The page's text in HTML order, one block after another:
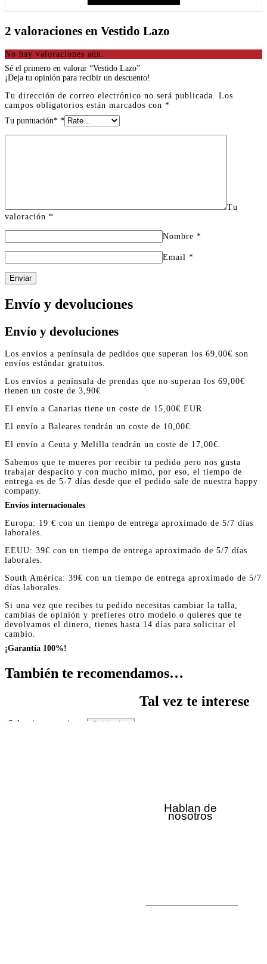
2 valoraciones en Vestido Lazo
No hay valoraciones aún.
Sé el primero en valorar “Vestido Lazo”
¡Deja tu opinión para recibir un descuento!
Tu dirección de correo electrónico no será publicada.
Los
campos obligatorios están marcados con *
Tu puntuación* *
Tu
valoración *
Nombre *
Email *
Enviar
Envío y devoluciones
Envío y devoluciones
Los envíos a península de pedidos que superan los 69,00€ son
envíos estándar gratuitos.
Los envíos a península de prendas que no superan los 69,00€
tienen un coste de 3,90€
El envío a Canarias tiene un coste de 15,00€ EUR.
El envío a Baleares tendrán un coste de 10,00€.
El envío a Ceuta y Melilla tendrán un coste de 17,00€.
Sabemos que te mueres por recibir tu pedido pero nos gusta
trabajar despacito y con mucho mimo, por eso, el tiempo de
entrega es de 5-7 días desde que el pedido sale de nuestra happy
company.
Envíos internacionales
Europa: 19 € con un tiempo de entrega aproximado de 5/7 días
laborales.
EEUU: 39€ con un tiempo de entrega aproximado de 5/7 días
laborales.
South América: 39€ con un tiempo de entrega aproximado de 5/7
días laborales.
Si una vez que recibes tu pedido necesitas cambiar la talla,
cambias de opinión y prefieres otro modelo o quieres que te
devolvamos el dinero, tienes hasta 14 días para solicitar el
cambio.
¡Garantía 100%!
También te recomendamos…
Seleccionar opciones Quick view
Tal vez te interese
Hablan de
nosotros